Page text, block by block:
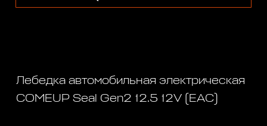
Лебедка автомобильная электрическая
COMEUP Seal Gen2 12.5 12V (EAC)